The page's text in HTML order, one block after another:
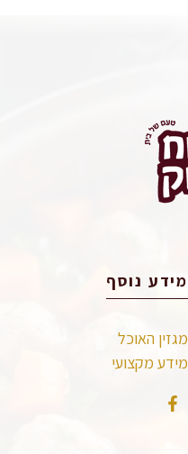
מידע נוסף
מגזין האוכל
מידע מקצועי